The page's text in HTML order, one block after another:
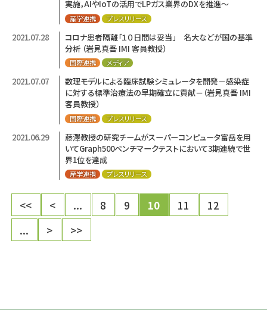
実施，AIやIoTの活用でLPガス業界のDXを推進～
産学連携 プレスリリース
2021.07.28
コロナ患者隔離「１０日間は妥当」 名大などが国の基準
分析 （岩見真吾 IMI 客員教授）
国際連携 メディア
2021.07.07
数理モデルによる臨床試験シミュレータを開発－感染症
に対する標準治療法の早期確立に貢献－（岩見真吾 IMI
客員教授）
国際連携 プレスリリース
2021.06.29
藤澤教授の研究チームがスーパーコンピュータ富岳を用
いてGraph500ベンチマークテストにおいて3期連続で世
界1位を達成
産学連携 プレスリリース
<< < ... 8 9 10 11
12
...
> >>